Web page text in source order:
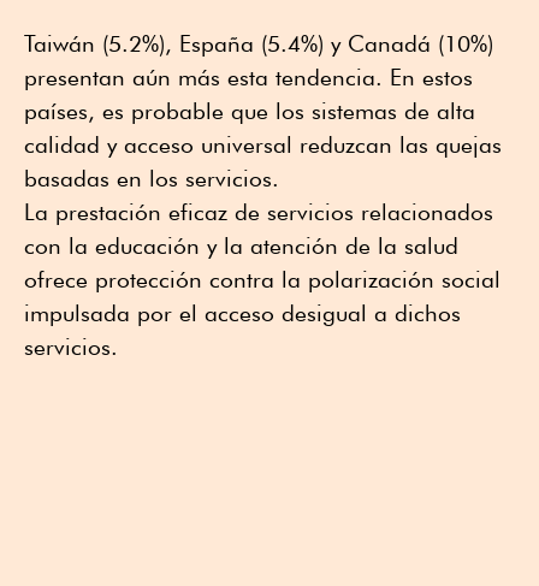
Taiwán (5.2%), España (5.4%) y Canadá (10%)
presentan aún más esta tendencia. En estos
países, es probable que los sistemas de alta
calidad y acceso universal reduzcan las quejas
basadas en los servicios.
La prestación eficaz de servicios relacionados
con la educación y la atención de la salud
ofrece protección contra la polarización social
impulsada por el acceso desigual a dichos
servicios.